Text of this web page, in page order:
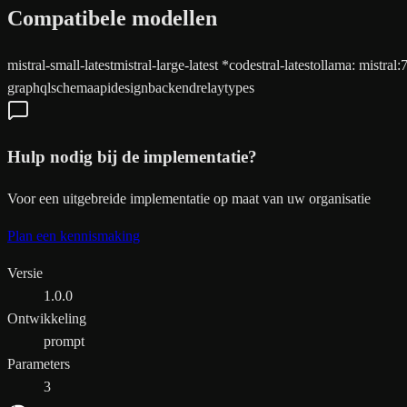
Compatibele modellen
mistral-small-latestmistral-large-latest *codestral-latestollama:
graphqlschemaapidesignbackendrelaytypes
Hulp nodig bij de implementatie?
Voor een uitgebreide implementatie op maat van uw organisatie
Plan een kennismaking
Versie
1.0.0
Ontwikkeling
prompt
Parameters
3